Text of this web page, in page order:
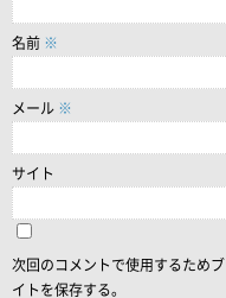
名前 ※
メール ※
サイト
次回のコメントで使用するため
イトを保存する。